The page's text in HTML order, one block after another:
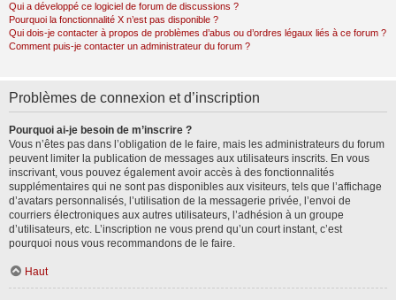
Qui a développé ce logiciel de forum de discussions ?
Pourquoi la fonctionnalité X n’est pas disponible ?
Qui dois-je contacter à propos de problèmes d’abus ou d’ordres légaux liés à ce forum ?
Comment puis-je contacter un administrateur du forum ?
Problèmes de connexion et d’inscription
Pourquoi ai-je besoin de m’inscrire ?
Vous n’êtes pas dans l’obligation de le faire, mais les administrateurs du forum
peuvent limiter la publication de messages aux utilisateurs inscrits. En vous
inscrivant, vous pouvez également avoir accès à des fonctionnalités
supplémentaires qui ne sont pas disponibles aux visiteurs, tels que l’affichage
d’avatars personnalisés, l’utilisation de la messagerie privée, l’envoi de
courriers électroniques aux autres utilisateurs, l’adhésion à un groupe
d’utilisateurs, etc. L’inscription ne vous prend qu’un court instant, c’est
pourquoi nous vous recommandons de le faire.
Haut